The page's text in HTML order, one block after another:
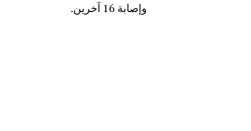
وإصابة 16 آخرين.